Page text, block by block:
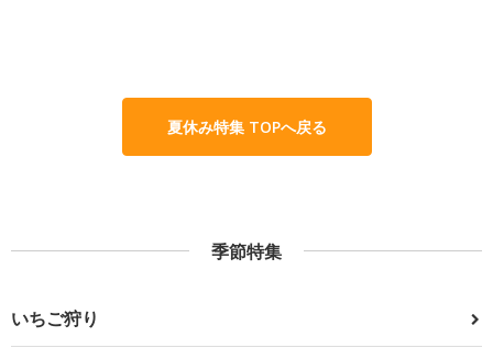
夏休み特集 TOPへ戻る
季節特集
いちご狩り